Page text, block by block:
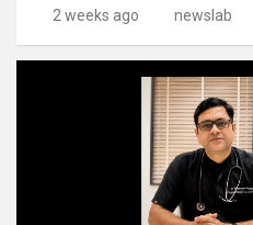
2 weeks ago newslab